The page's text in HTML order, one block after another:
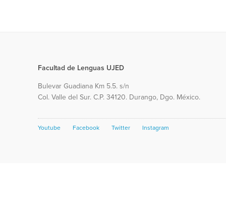
Facultad de Lenguas UJED
Bulevar Guadiana Km 5.5. s/n
Col. Valle del Sur. C.P. 34120. Durango, Dgo. México.
Youtube Facebook Twitter Instagram